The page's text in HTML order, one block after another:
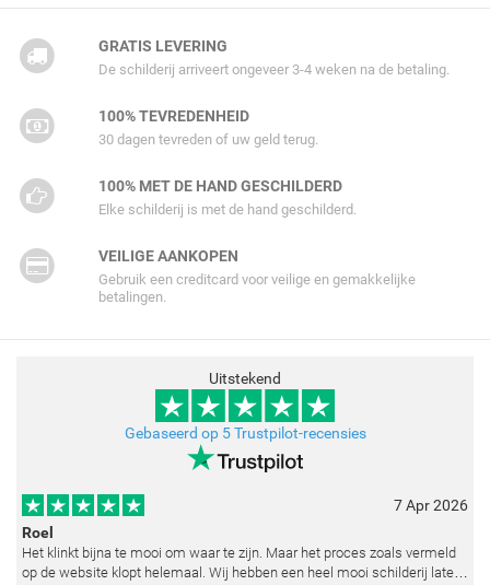
GRATIS LEVERING
De schilderij arriveert ongeveer 3-4 weken na de betaling.
100% TEVREDENHEID
30 dagen tevreden of uw geld terug.
100% MET DE HAND GESCHILDERD
Elke schilderij is met de hand geschilderd.
VEILIGE AANKOPEN
Gebruik een creditcard voor veilige en gemakkelijke
betalingen.
Uitstekend
Gebaseerd op 5 Trustpilot-recensies
7 Apr 2026
Roel
Het klinkt bijna te mooi om waar te zijn. Maar het proces zoals vermeld
op de website klopt helemaal. Wij hebben een heel mooi schilderij laten